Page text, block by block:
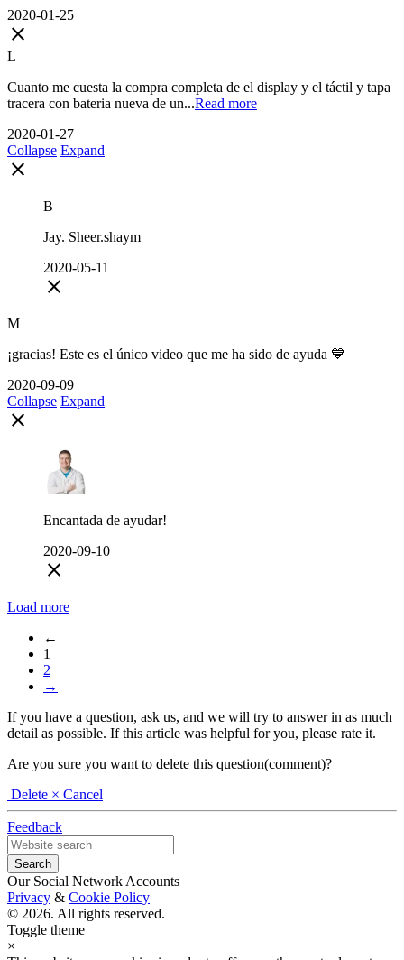
2020-01-25
close
L
Cuanto me cuesta la compra completa de el display y el táctil y tapa
tracera con bateria nueva de un...Read more
2020-01-27
Collapse Expand
close
B
Jay. Sheer.shaym
2020-05-11
close
M
¡gracias! Este es el único video que me ha sido de ayuda 💙
2020-09-09
Collapse Expand
close
Encantada de ayudar!
2020-09-10
close
Load more
←
1
2
→
If you have a question, ask us, and we will try to answer in as much
detail as possible. If this article was helpful for you, please rate it.
Are you sure you want to delete this question(comment)?
Delete × Cancel
Feedback
Our Social Network Accounts
Privacy & Cookie Policy
© 2026. All rights reserved.
Toggle theme
×